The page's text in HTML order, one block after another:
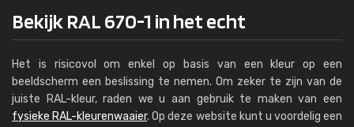
Bekijk RAL 670-1 in het echt
Het is risicovol om enkel op basis van een kleur op een
beeldscherm een beslissing te nemen. Om zeker te zijn van de
juiste RAL-kleur, raden we u aan gebruik te maken van een
fysieke RAL-kleurenwaaier. Op deze website kunt u voordelig een